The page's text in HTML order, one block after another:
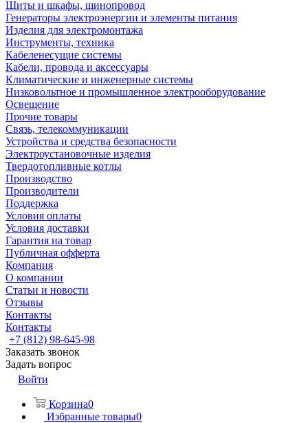
Щиты и шкафы, шинопровод
Генераторы электроэнергии и элементы питания
Изделия для электромонтажа
Инструменты, техника
Кабеленесущие системы
Кабели, провода и аксессуары
Климатические и инженерные системы
Низковольтное и промышленное электрооборудование
Освещение
Прочие товары
Связь, телекоммуникации
Устройства и средства безопасности
Электроустановочные изделия
Твердотопливные котлы
Производство
Производители
Поддержка
Условия оплаты
Условия доставки
Гарантия на товар
Публичная офферта
Компания
О компании
Статьи и новости
Отзывы
Контакты
Контакты
+7 (812) 98-645-98
Заказать звонок
Задать вопрос
Войти
Корзина0
Избранные товары0